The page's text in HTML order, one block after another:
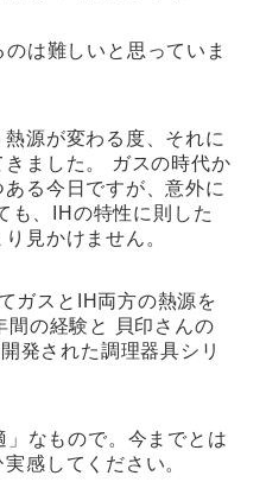
は難しいと思っていま
源が変わる度、それに
ました。
る今日ですが、意外に
見かけません。
ガスとIH両方の熱源を
間の経験と
発された調理器具シリ
なもので。 今までとは
感してください。